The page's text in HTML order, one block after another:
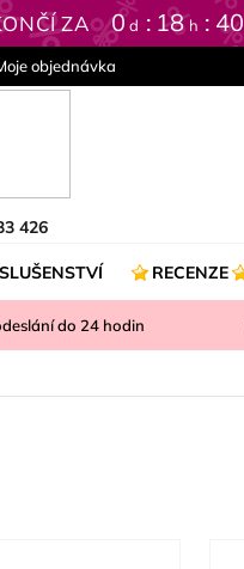
ZA 0d 18 h 40
objednávka
426
RECENZE
do 24hodin